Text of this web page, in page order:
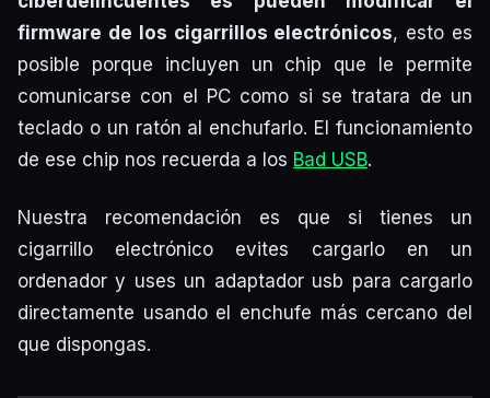
firmware de los cigarrillos electrónicos, esto es
posible porque incluyen un chip que le permite
comunicarse con el PC como si se tratara de un
teclado o un ratón al enchufarlo. El funcionamiento
de ese chip nos recuerda a los Bad USB.
Nuestra recomendación es que si tienes un
cigarrillo electrónico evites cargarlo en un
ordenador y uses un adaptador usb para cargarlo
directamente usando el enchufe más cercano del
que dispongas.